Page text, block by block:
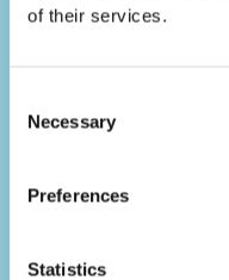
of their services.
Selection
Necessary
Preferences
Statistics